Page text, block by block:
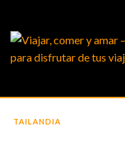
TAILANDIA